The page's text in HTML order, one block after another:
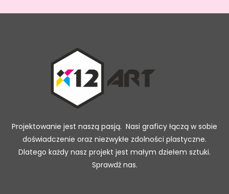
Projektowanie jest naszą pasją. Nasi graficy łączą w sobie
doświadczenie oraz niezwykłe zdolności plastyczne.
Dlatego każdy nasz projekt jest małym dziełem sztuki.
Sprawdź nas.